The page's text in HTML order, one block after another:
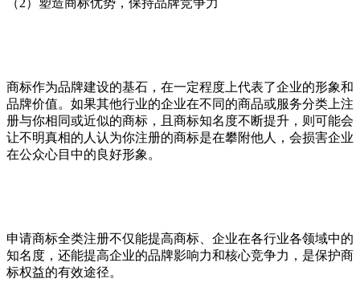
商标作为品牌建设的基石，在一定程度上代表了企业的形象和
品牌价值。如果其他行业的企业在不同的商品或服务分类上注
册与你相同或近似的商标，且商标知名度不断提升，则可能会
让不明真相的人认为你注册的商标是在攀附他人，会损害企业
在公众心目中的良好形象。
申请商标全类注册不仅能提高商标、企业在各行业各领域中的
知名度，还能提高企业的品牌影响力和核心竞争力，是保护商
标权益的有效途径。